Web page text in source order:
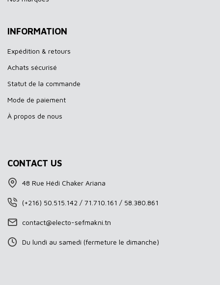
INFORMATION
Expédition & retours
Achats sécurisé
Statut de la commande
Mode de paiement
À propos de nous
CONTACT US
48 Rue Hédi Chaker Ariana
(+216) 50.515.142 / 71.710.161 / 58.380.861
contact@electo-sefmakni.tn
Du lundi au samedi (fermeture le dimanche)